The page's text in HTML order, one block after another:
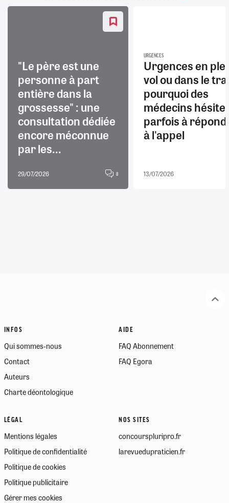
"Le père est une
personne à part
entière dans la
grossesse" : une
consultation dédiée
encore méconnue
par les...
29/07/2026 8
URGENCES
Urgences en
vol ou dans le
pourquoi des
médecins
parfois à
à l'appel
13/07/2026
INFOS
Qui sommes-nous
Contact
Auteurs
Charte déontologique
AIDE
FAQ Abonnement
FAQ Egora
LÉGAL
Mentions légales
Politique de confidentialité
Politique de cookies
Politique publicitaire
Gérer mes cookies
NOS SITES
concourspluripro.fr
larevuedupraticien.fr